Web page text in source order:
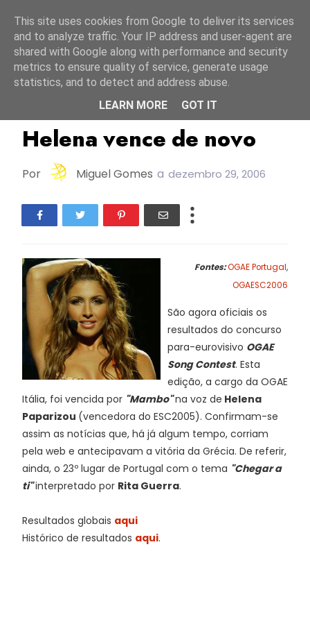
OGAESC2006
Helena vence de novo
Por Miguel Gomes a dezembro 29, 2006
Fontes:OGAE Portugal,
OGAESC2006
São agora oficiais os
resultados do concurso
para-eurovisivo OGAE
Song Contest. Esta
edição, a cargo da OGAE
Itália, foi vencida por "Mambo"na voz de Helena
Paparizou (vencedora do ESC2005). Confirmam-se
assim as notícias que, há já algum tempo, corriam
pela web e antecipavam a vitória da Grécia. De referir,
ainda, o 23º lugar de Portugal com o tema "Chegar a
ti"interpretado por Rita Guerra.
Resultados globais aqui
Histórico de resultados aqui.
This site uses cookies from Google to deliver its services
and to analyze traffic. Your IP address and user-agent are
shared with Google along with performance and security
metrics to ensure quality of service, generate usage
statistics, and to detect and address abuse.
LEARN MORE
GOT IT